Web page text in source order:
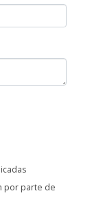
por parte de